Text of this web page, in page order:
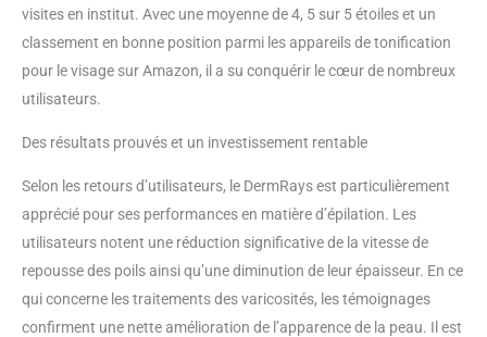
l'ensemble du visage prend
environ 10 mins. Remarque : A
utiliser tous les trois jours.
[Réglage à Trois Niveaux]:
première utilisation, nous vous
niveau 1. Vous pourrez ensuite
augmenter les niveaux selon vos
besoins. [Contenu Du Kit]: 1 x
Appareil laser facial, 1 x
Adaptateur, 1 x Manuel
d'instructions.
visites en institut. Avec une moyenne de 4, 5 sur 5 étoiles et un
classement en bonne position parmi les appareils de tonification
pour le visage sur Amazon, il a su conquérir le cœur de nombreux
utilisateurs.
Des résultats prouvés et un investissement rentable
Selon les retours d’utilisateurs, le DermRays est particulièrement
apprécié pour ses performances en matière d’épilation. Les
utilisateurs notent une réduction significative de la vitesse de
repousse des poils ainsi qu’une diminution de leur épaisseur. En ce
qui concerne les traitements des varicosités, les témoignages
confirment une nette amélioration de l’apparence de la peau. Il est